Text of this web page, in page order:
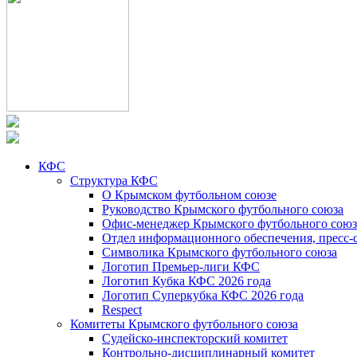
КФС
Структура КФС
О Крымском футбольном союзе
Руководство Крымского футбольного союза
Офис-менеджер Крымского футбольного
Отдел информационного обеспечения, пресс-
Символика Крымского футбольного союза
Логотип Премьер-лиги КФС
Логотип Кубка КФС 2026 года
Логотип Суперкубка КФС 2026 года
Respect
Комитеты Крымского футбольного союза
Судейско-инспекторский комитет
Контрольно-дисциплинарный комитет